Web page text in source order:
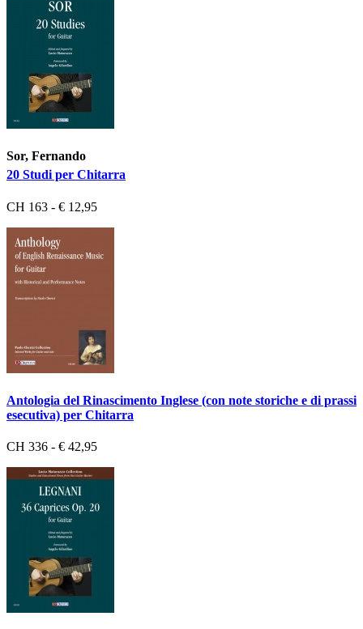
Sor, Fernando
20 Studi per Chitarra
CH 163 - € 12,95
Antologia del Rinascimento Inglese (con note storiche e di prassi
esecutiva) per Chitarra
CH 336 - € 42,95